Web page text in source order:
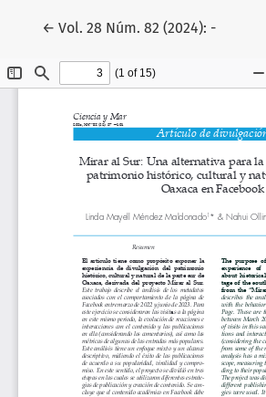
←Volver a los detalles del artículo
Vol. 28 Núm. 82 (2024): -